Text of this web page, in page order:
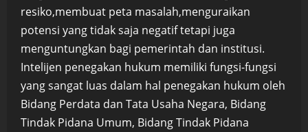
resiko,membuat peta masalah,menguraikan
potensi yang tidak saja negatif tetapi juga
menguntungkan bagi pemerintah dan institusi.
Intelijen penegakan hukum memiliki fungsi-fungsi
yang sangat luas dalam hal penegakan hukum oleh
Bidang Perdata dan Tata Usaha Negara, Bidang
Tindak Pidana Umum, Bidang Tindak Pidana